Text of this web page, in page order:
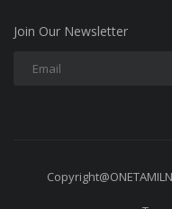
Join Our Newsletter